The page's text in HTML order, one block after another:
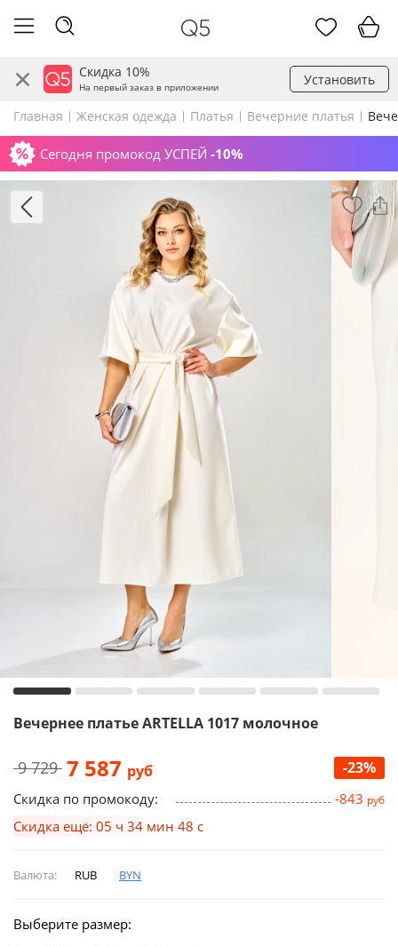
Скидка 10%
На первый заказ в приложении Установить
Главная Женская одежда Платья Вечерние платья
Сегодня промокод УСПЕЙ -10%
Вечернее платье ARTELLA 1017 молочное
9 729 7 587 руб -23%
Скидка по промокоду: -843 руб
Скидка ещё: 05 ч 34 мин 48 с
Валюта: RUB BYN
Выберите размер: